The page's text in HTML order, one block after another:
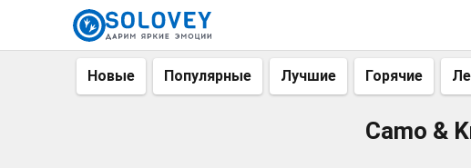
Новые Популярные Лучшие Горячие
Camo &